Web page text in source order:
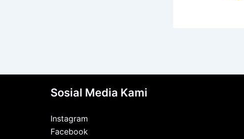
Sosial Media Kami
Instagram
Facebook